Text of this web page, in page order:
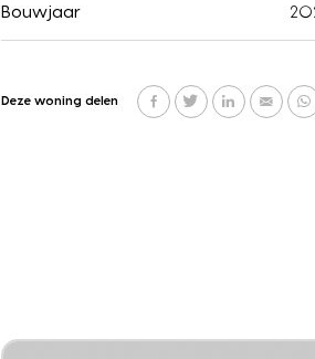
Bouwjaar
Deze woning delen